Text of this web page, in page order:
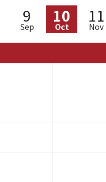
9
Sep
10
Oct
11
Nov